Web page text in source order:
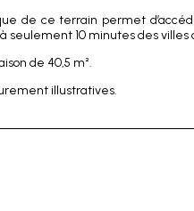
de ce terrain permet
seulement 10 minutes des villes
de 40,5 m².
illustratives.